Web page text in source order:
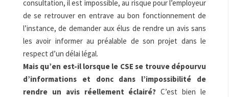
consultation, il est impossible, au risque pour l’employeur
de se retrouver en entrave au bon fonctionnement de
l’instance, de demander aux élus de rendre un avis sans
les avoir informer au préalable de son projet dans le
respect d’un délai légal.
Mais qu’en est-il lorsque le CSE se trouve dépourvu
d’informations et donc dans l’impossibilité de
rendre un avis réellement éclairé? C’est bien le